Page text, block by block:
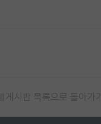
게시판 목록으로 돌아가기